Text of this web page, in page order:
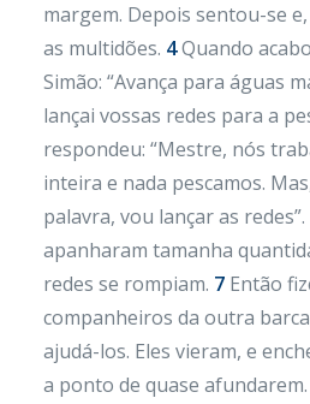
margem. Depois sentou-se
as multidões. 4Quando
Simão: “Avança para águas
lançai vossas redes para a
respondeu: “Mestre, nós
inteira e nada pescamos.
palavra, vou lançar as redes”.
apanharam tamanha
redes se rompiam. 7 Então
companheiros da outra
ajudá-los. Eles vieram, e
a ponto de quase afundarem.